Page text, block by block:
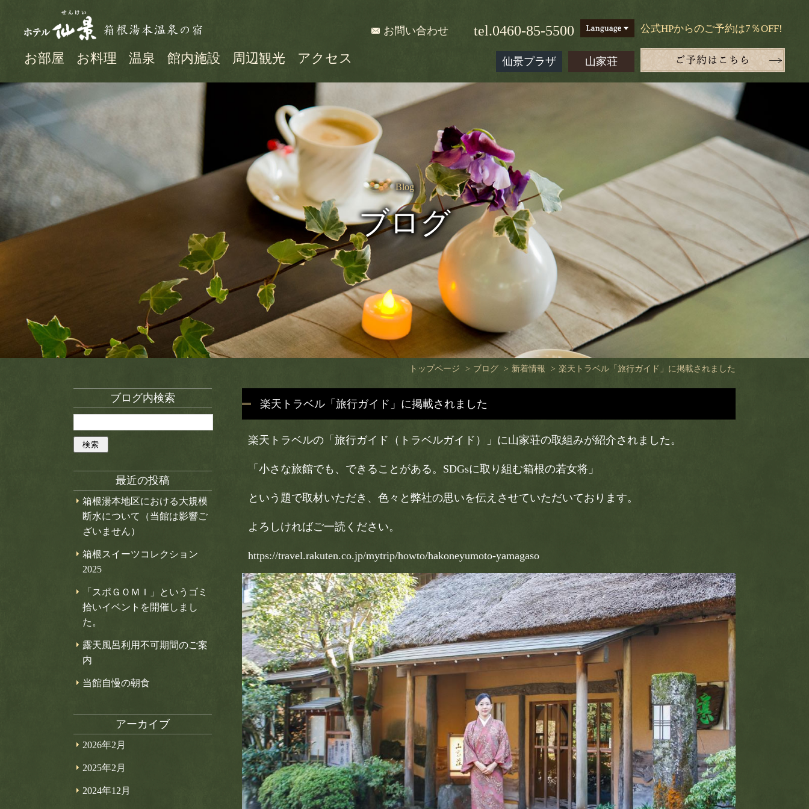
お部屋 お料理 温泉 館内施設 周辺観光 アクセス
公式HPからのご予約は7％OFF!
お問い合わせ tel.0460-85-5500
山家荘
仙景プラザ
Blog
ブログ
トップページ ブログ 新着情報 楽天トラベル「旅行ガイド」に掲載されました
楽天トラベル「旅行ガイド」に掲載されました
楽天トラベルの「旅行ガイド（トラベルガイド）」に山家荘の取組みが紹介されました。
「小さな旅館でも、できることがある。SDGsに取り組む箱根の若女将」
という題で取材いただき、色々と弊社の思いを伝えさせていただいております。
よろしければご一読ください。
https://travel.rakuten.co.jp/mytrip/howto/hakoneyumoto-yamagaso
ブログ内検索
最近の投稿
箱根湯本地区における大規模
断水について（当館は影響ご
ざいません）
箱根スイーツコレクション
2025
「スポＧＯＭＩ」というゴミ
拾いイベントを開催しまし
た。
露天風呂利用不可期間のご案
内
当館自慢の朝食
アーカイブ
2026年2月
2025年2月
2024年12月